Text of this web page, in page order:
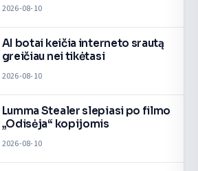
2026-08-10
AI botai keičia interneto srautą
greičiau nei tikėtasi
2026-08-10
Lumma Stealer slepiasi po filmo
„Odisėja“ kopijomis
2026-08-10